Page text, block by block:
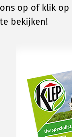
ons op of klik
te bekijken!